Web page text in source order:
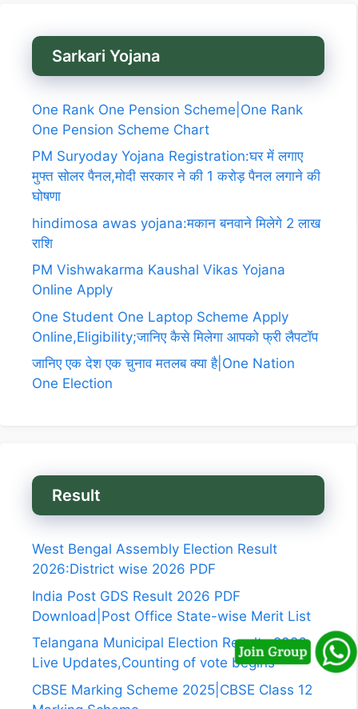
Sarkari Yojana
One Rank One Pension Scheme|One Rank
One Pension Scheme Chart
PM Suryoday Yojana Registration:घर में लगाए
मुफ्त सोलर पैनल,मोदी सरकार ने की 1 करोड़ पैनल लगाने की
घोषणा
hindimosa awas yojana:मकान बनवाने मिलेगे 2 लाख
राशि
PM Vishwakarma Kaushal Vikas Yojana
Online Apply
One Student One Laptop Scheme Apply
Online,Eligibility;जानिए कैसे मिलेगा आपको फ्री लैपटॉप
जानिए एक देश एक चुनाव मतलब क्या है|One Nation
One Election
Result
West Bengal Assembly Election Result
2026:District wise 2026 PDF
India Post GDS Result 2026 PDF
Download|Post Office State-wise Merit List
Telangana Municipal Election Results 2026
Live Updates,Counting of vote begins
CBSE Marking Scheme 2025|CBSE Class 12